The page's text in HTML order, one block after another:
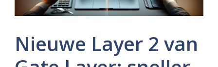
Nieuwe Layer 2 van